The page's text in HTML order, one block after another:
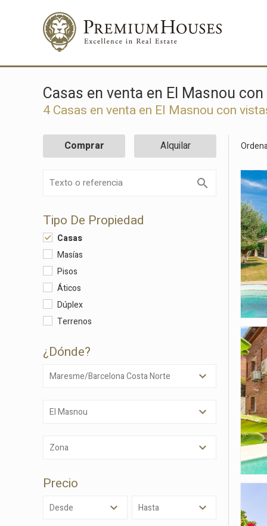
Casas en venta en El Masnou
4 Casas en venta en El Masnou con
Comprar Alquilar
Tipo De Propiedad
Casas
Masías
Pisos
Áticos
Dúplex
Terrenos
¿dónde?
Maresme/Barcelona Costa Norte
El Masnou
Zona
Precio
Desde Hasta
Este
de la